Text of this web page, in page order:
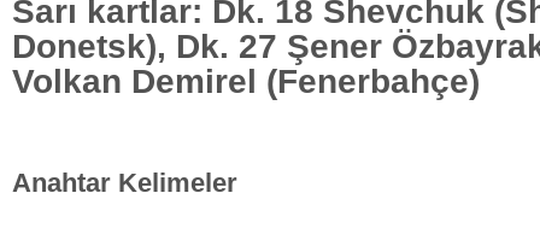
Sarı kartlar: Dk. 18 Shevchuk
Donetsk), Dk. 27 Şener
Volkan Demirel (Fenerbahçe)
Anahtar Kelimeler